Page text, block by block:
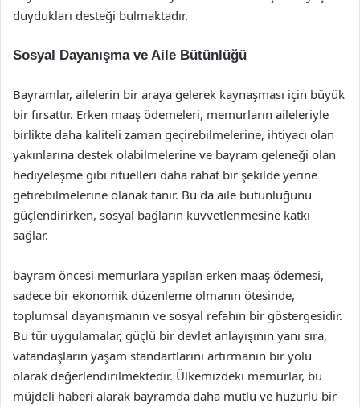
duydukları desteği bulmaktadır.
Sosyal Dayanışma ve Aile Bütünlüğü
Bayramlar, ailelerin bir araya gelerek kaynaşması için büyük
bir fırsattır. Erken maaş ödemeleri, memurların aileleriyle
birlikte daha kaliteli zaman geçirebilmelerine, ihtiyacı olan
yakınlarına destek olabilmelerine ve bayram geleneği olan
hediyeleşme gibi ritüelleri daha rahat bir şekilde yerine
getirebilmelerine olanak tanır. Bu da aile bütünlüğünü
güçlendirirken, sosyal bağların kuvvetlenmesine katkı
sağlar.
bayram öncesi memurlara yapılan erken maaş ödemesi,
sadece bir ekonomik düzenleme olmanın ötesinde,
toplumsal dayanışmanın ve sosyal refahın bir göstergesidir.
Bu tür uygulamalar, güçlü bir devlet anlayışının yanı sıra,
vatandaşların yaşam standartlarını artırmanın bir yolu
olarak değerlendirilmektedir. Ülkemizdeki memurlar, bu
müjdeli haberi alarak bayramda daha mutlu ve huzurlu bir